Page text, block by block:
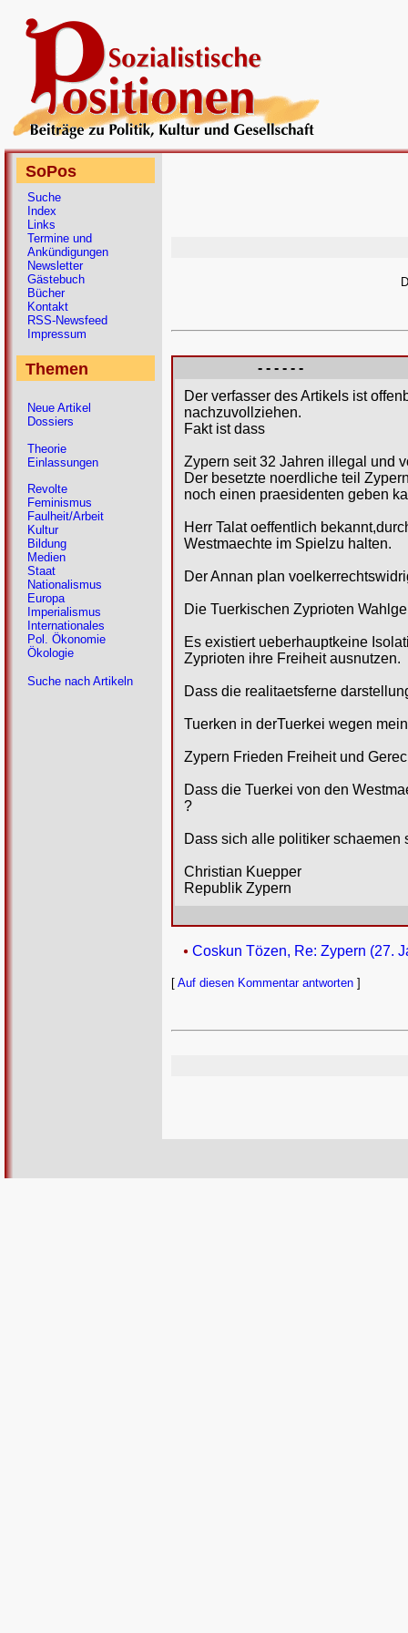
- - - - - -
Der verfasser des Artikels ist
nachzuvollziehen.
Fakt ist dass
Zypern seit 32 Jahren illegal und
Der besetzte noerdliche teil
noch einen praesidenten geben
Herr Talat oeffentlich
Westmaechte im Spielzu halten.
Der Annan plan
Die Tuerkischen Zyprioten
Es existiert ueberhauptkeine
Zyprioten ihre Freiheit ausnutzen.
Dass die realitaetsferne
Tuerken in derTuerkei wegen
Zypern Frieden Freiheit und
Dass die Tuerkei von den
?
Dass sich alle politiker
Christian Kuepper
Republik Zypern
Coskun Tözen, Re: Zypern (27.
[ Auf diesen Kommentar antworten ]
SoPos
Suche
Index
Links
Termine und
Ankündigungen
Newsletter
Gästebuch
Bücher
Kontakt
RSS-Newsfeed
Impressum
Themen
Neue Artikel
Dossiers
Theorie
Einlassungen
Revolte
Feminismus
Faulheit/Arbeit
Kultur
Bildung
Medien
Staat
Nationalismus
Europa
Imperialismus
Internationales
Pol. Ökonomie
Ökologie
Suche nach Artikeln